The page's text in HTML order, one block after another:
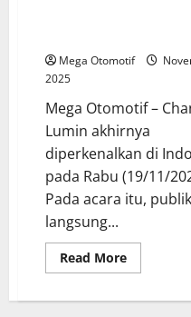
Mega Otomotif
2025
Mega Otomotif –
Lumin akhirnya
diperkenalkan di
pada Rabu (19/11/
Pada acara itu, publik
langsung...
Read MoreRead
more